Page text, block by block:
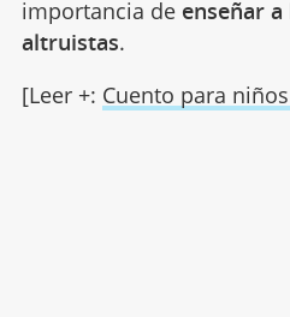
importancia deenseñar a
altruistas.
[Leer +: Cuento para